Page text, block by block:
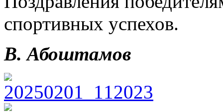
спортивных успехов.
В. Абоштамов